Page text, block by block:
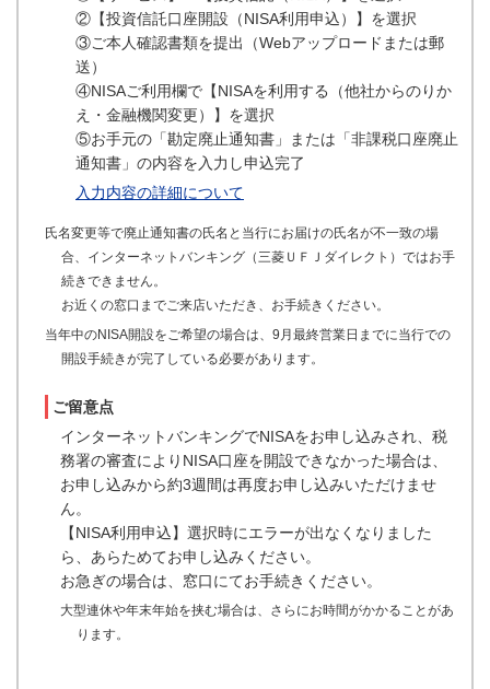
②【投資信託口座開設（NISA利用申込）】を選択
③ご本人確認書類を提出（Webアップロードまたは郵
送）
④NISAご利用欄で【NISAを利用する（他社からのりか
え・金融機関変更）】を選択
⑤お手元の「勘定廃止通知書」または「非課税口座廃止
通知書」の内容を入力し申込完了
入力内容の詳細について
氏名変更等で廃止通知書の氏名と当行にお届けの氏名が不一致の場
合、インターネットバンキング（三菱ＵＦＪダイレクト）ではお手
続きできません。
お近くの窓口までご来店いただき、お手続きください。
当年中のNISA開設をご希望の場合は、9月最終営業日までに当行での
開設手続きが完了している必要があります。
ご留意点
インターネットバンキングでNISAをお申し込みされ、税
務署の審査によりNISA口座を開設できなかった場合は、
お申し込みから約3週間は再度お申し込みいただけませ
ん。
【NISA利用申込】選択時にエラーが出なくなりました
ら、あらためてお申し込みください。
お急ぎの場合は、窓口にてお手続きください。
大型連休や年末年始を挟む場合は、さらにお時間がかかることがあ
ります。